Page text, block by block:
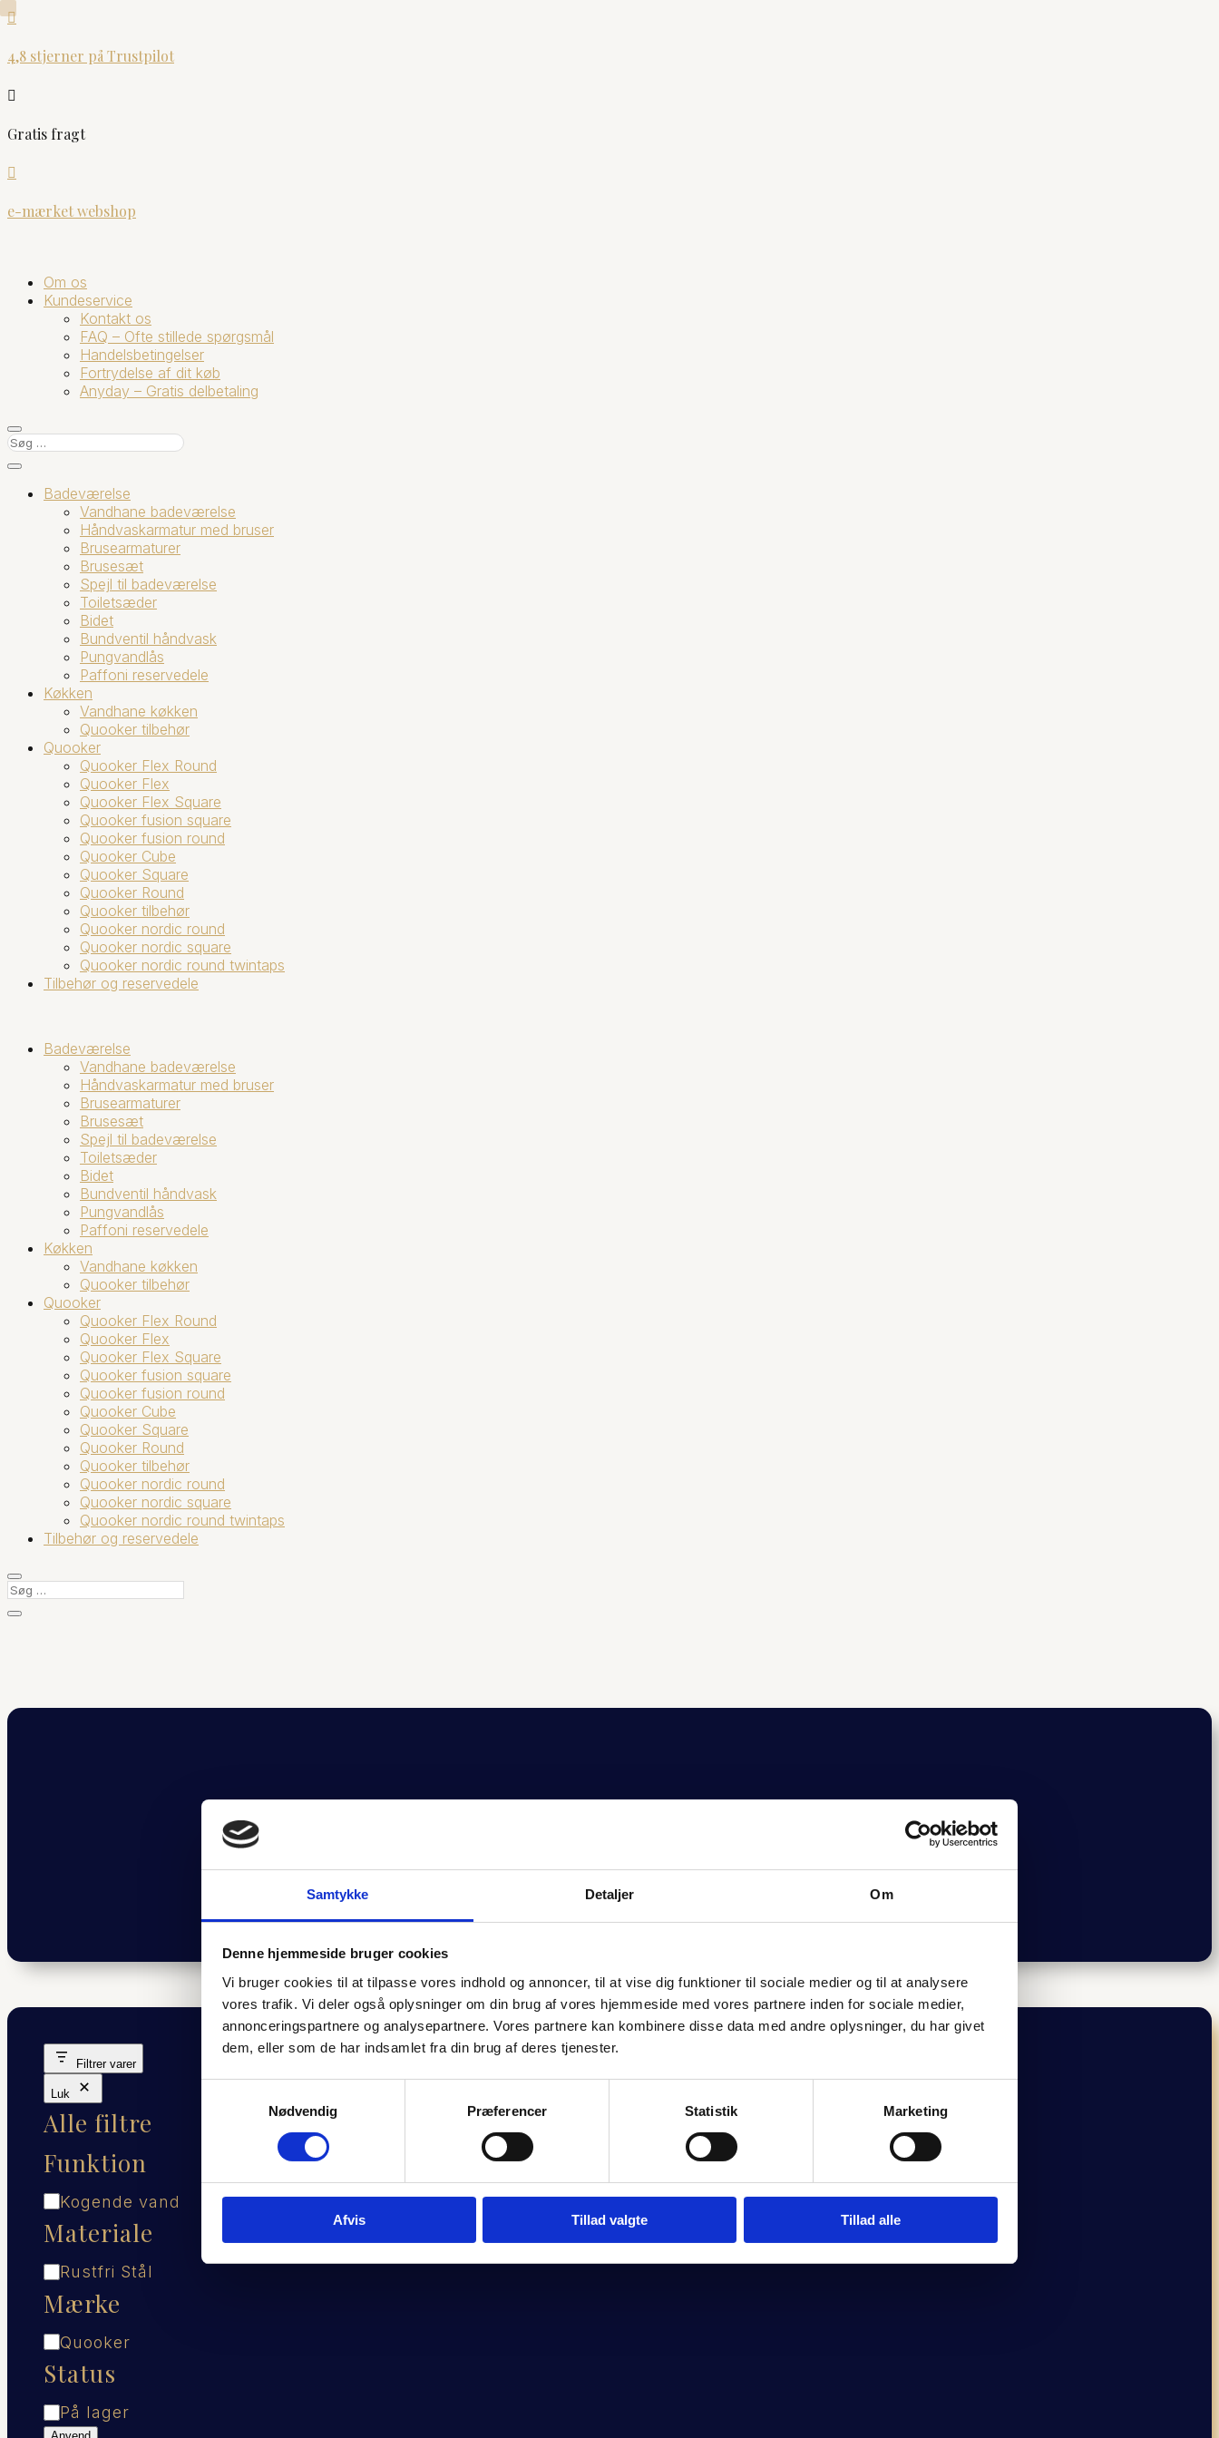
Samtykke Detaljer Om
Denne hjemmeside bruger cookies
Vi bruger cookies til at tilpasse vores indhold og annoncer, til at vise dig funktioner til sociale medier og til at analysere
vores trafik. Vi deler også oplysninger om din brug af vores hjemmeside med vores partnere inden for sociale medier,
annonceringspartnere og analysepartnere. Vores partnere kan kombinere disse data med andre oplysninger, du har givet
dem, eller som de har indsamlet fra din brug af deres tjenester.
Nødvendig
Præferencer Statistik Marketing
Afvis Tillad valgte Tillad alle

4,8 stjerner på Trustpilot

Gratis fragt

e-mærket webshop
Om os
Kundeservice
Kontakt os
FAQ – Ofte stillede spørgsmål
Handelsbetingelser
Fortrydelse af dit køb
Anyday – Gratis delbetaling
Badeværelse
Vandhane badeværelse
Håndvaskarmatur med bruser
Brusearmaturer
Brusesæt
Spejl til badeværelse
Toiletsæder
Bidet
Bundventil håndvask
Pungvandlås
Paffoni reservedele
Køkken
Vandhane køkken
Quooker tilbehør
Quooker
Quooker Flex Round
Quooker Flex
Quooker Flex Square
Quooker fusion square
Quooker fusion round
Quooker Cube
Quooker Square
Quooker Round
Quooker tilbehør
Quooker nordic round
Quooker nordic square
Quooker nordic round twintaps
Tilbehør og reservedele
Badeværelse
Vandhane badeværelse
Håndvaskarmatur med bruser
Brusearmaturer
Brusesæt
Spejl til badeværelse
Toiletsæder
Bidet
Bundventil håndvask
Pungvandlås
Paffoni reservedele
Køkken
Vandhane køkken
Quooker tilbehør
Quooker
Quooker Flex Round
Quooker Flex
Quooker Flex Square
Quooker fusion square
Quooker fusion round
Quooker Cube
Quooker Square
Quooker Round
Quooker tilbehør
Quooker nordic round
Quooker nordic square
Quooker nordic round twintaps
Tilbehør og reservedele
Filtrer varer
Luk
Alle filtre
Funktion
Funktion
Kogende vand
Materiale
Materiale
Rustfri Stål
Mærke
Mærke
Quooker
Status
Status
På lager